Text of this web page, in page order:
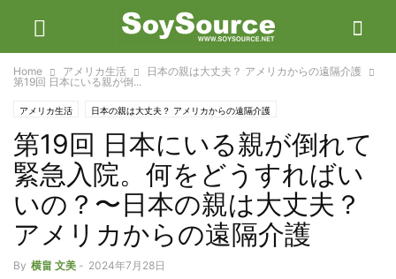
Home アメリカ生活
日本の親は大丈夫？ アメリカからの遠隔介護
第19回 日本にいる親が倒...
アメリカ生活 日本の親は大丈夫？ アメリカからの遠隔介護
第19回 日本にいる親が倒れて
緊急入院。何をどうすればい
いの？〜日本の親は大丈夫？
アメリカからの遠隔介護
By 横畠 文美 - 2024年7月28日